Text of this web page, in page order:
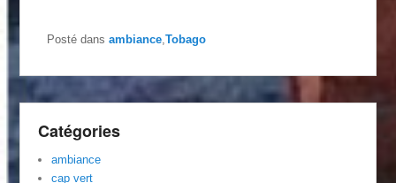
Posté dans ambiance,Tobago
Catégories
ambiance
cap vert